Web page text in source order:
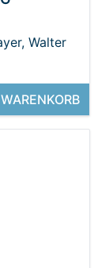
Walter
WARENKORB